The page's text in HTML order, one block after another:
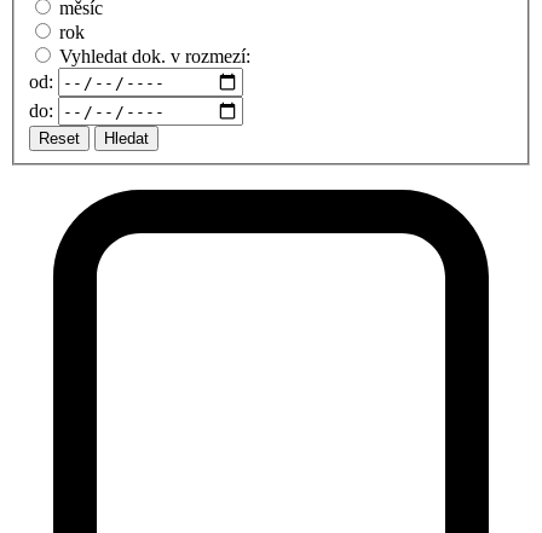
měsíc
rok
Vyhledat dok. v rozmezí:
od:
do:
Reset Hledat